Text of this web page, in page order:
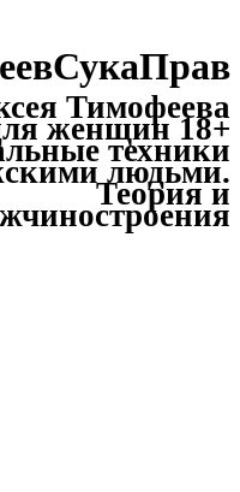
Тимофеева
женщин 18+
техники
людьми.
Теория и